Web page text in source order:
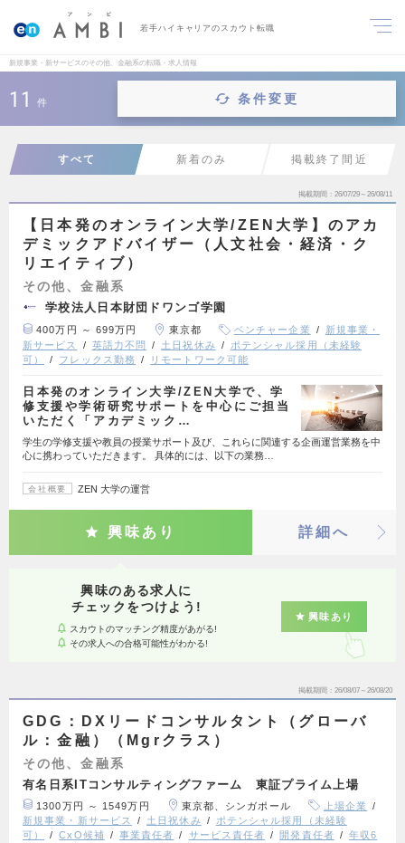
若手ハイキャリアのスカウト転職
新規事業・新サービスのその他、金融系の転職・求人情報
11 件 条件変更
すべて 新着のみ 掲載終了間近
掲載期間 26/07/29～26/08/11
【日本発のオンライン大学/ZEN大学】のアカ
デミックアドバイザー（人文社会・経済・ク
リエイティブ）
その他、金融系
学校法人日本財団ドワンゴ学園
400万円 ～ 699万円 東京都 ベンチャー企業
新規事業・
新サービス
英語力不問 土日祝休み
ポテンシャル採用（未経験
可）
フレックス勤務 リモートワーク可能
日本発のオンライン大学/ZEN大学で、学
修支援や学術研究サポートを中心にご担当
いただく「アカデミック…
学生の学修支援や教員の授業サポート及び、これらに関連する企画運営業務を中
心に携わっていただきます。 具体的には、以下の業務…
会社概要 ZEN 大学の運営
興味あり 詳細へ
興味のある求人に
チェックをつけよう!
スカウトのマッチング精度があがる!
その求人への合格可能性がわかる!
興味あり
掲載期間 26/08/07～26/08/20
GDG：DXリードコンサルタント（グローバ
ル：金融）（Mgrクラス）
その他、金融系
有名日系ITコンサルティングファーム 東証プライム上場
1300万円 ～ 1549万円 東京都、シンガポール
上場企業
新規事業・新サービス
土日祝休み
ポテンシャル採用（未経験
可）
CxO候補 事業責任者 サービス責任者 開発責任者
年収6